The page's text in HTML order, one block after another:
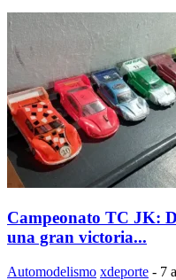
Campeonato TC JK:
una gran victoria...
Automodelismo xdeporte - 7